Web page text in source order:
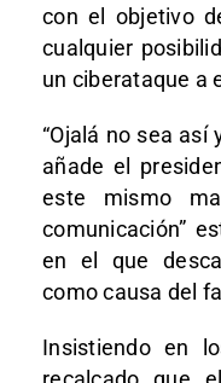
con el objetivo
cualquier
un ciberataque a
“Ojalá no sea así
añade el
este mismo
comunicación”
en el que
como causa del
Insistiendo en